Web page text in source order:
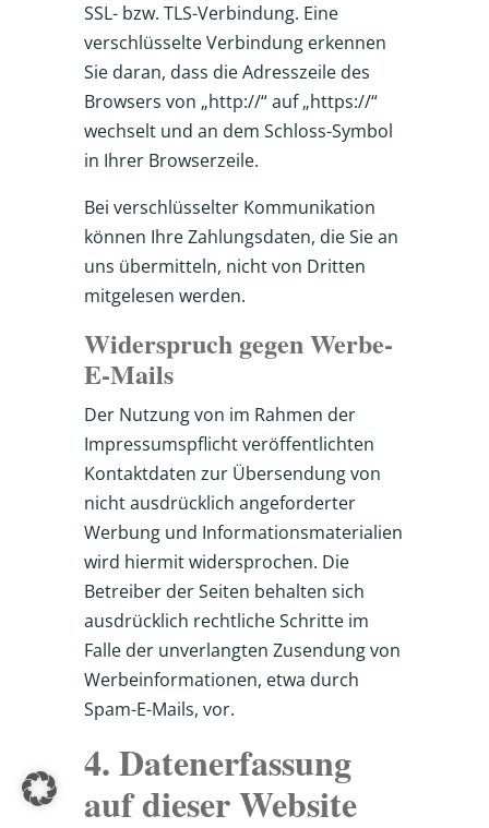
SSL- bzw. TLS-Verbindung. Eine
verschlüsselte Verbindung erkennen
Sie daran, dass die Adresszeile des
Browsers von „http://“ auf „https://“
wechselt und an dem Schloss-Symbol
in Ihrer Browserzeile.
Bei verschlüsselter Kommunikation
können Ihre Zahlungsdaten, die Sie an
uns übermitteln, nicht von Dritten
mitgelesen werden.
Widerspruch gegen Werbe-
E-Mails
Der Nutzung von im Rahmen der
Impressumspflicht veröffentlichten
Kontaktdaten zur Übersendung von
nicht ausdrücklich angeforderter
Werbung und Informationsmaterialien
wird hiermit widersprochen. Die
Betreiber der Seiten behalten sich
ausdrücklich rechtliche Schritte im
Falle der unverlangten Zusendung von
Werbeinformationen, etwa durch
Spam-E-Mails, vor.
4. Datenerfassung
auf dieser Website